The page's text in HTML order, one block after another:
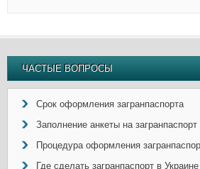
ЧАСТЫЕ ВОПРОСЫ
Срок оформления загранпаспорта
Заполнение анкеты на загранпаспорт
Процедура оформления
Где сделать загранпаспорт в Украине